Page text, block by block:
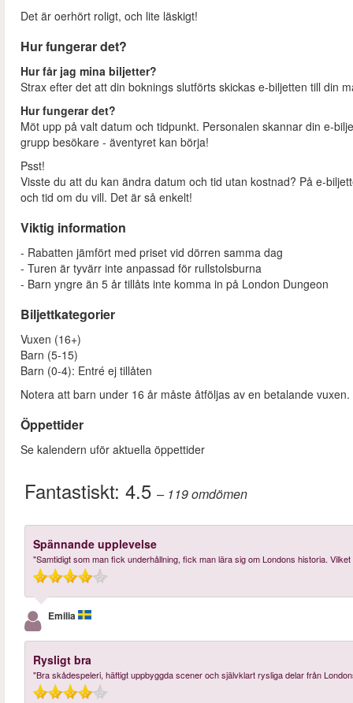
Det är oerhört roligt, och lite läskigt!
Hur fungerar det?
Hur får jag mina biljetter?
Strax efter det att din boknings slutförts skickas e-biljetten till din
Hur fungerar det?
Möt upp på valt datum och tidpunkt. Personalen skannar din e-
grupp besökare - äventyret kan börja!
Psst!
Visste du att du kan ändra datum och tid utan kostnad? På e-
och tid om du vill. Det är så enkelt!
Viktig information
- Rabatten jämfört med priset vid dörren samma dag
- Turen är tyvärr inte anpassad för rullstolsburna
- Barn yngre än 5 år tillåts inte komma in på London Dungeon
Biljettkategorier
Vuxen (16+)
Barn (5-15)
Barn (0-4): Entré ej tillåten
Notera att barn under 16 år måste åtföljas av en betalande
Öppettider
Se kalendern uför aktuella öppettider
Fantastiskt: 4.5 – 119omdömen
Spännande upplevelse
"Samtidigt som man fick underhållning, fick man lära sig om Londons historia.
Emilia
Rysligt bra
"Bra skådespeleri, häftigt uppbyggda scener och självklart rysliga delar från